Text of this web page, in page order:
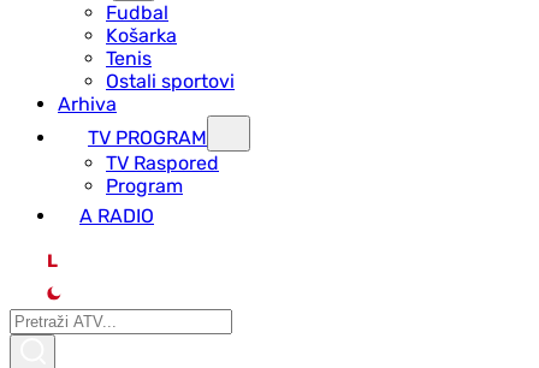
Fudbal
Košarka
Tenis
Ostali sportovi
Arhiva
TV PROGRAM
ТV Raspored
Program
A RADIO
L